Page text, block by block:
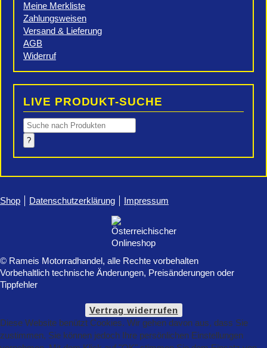
Meine Merkliste
Zahlungsweisen
Versand & Lieferung
AGB
Widerruf
LIVE PRODUKT-SUCHE
Products
search
?
Shop Datenschutzerklärung Impressum
© Rameis Motorradhandel, alle Rechte vorbehalten
Vorbehaltlich technische Änderungen, Preisänderungen oder
Tippfehler
Vertrag widerrufen
Diese Website benützt Cookies. Wir gehen davon aus, dass Sie
zustimmen, Sie können jedoch Ihre persönlichen Einstellungen